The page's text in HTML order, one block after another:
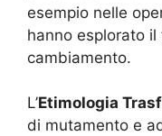
esempio nelle
hanno esplorato
cambiamento.
L’Etimologia
di mutamento e